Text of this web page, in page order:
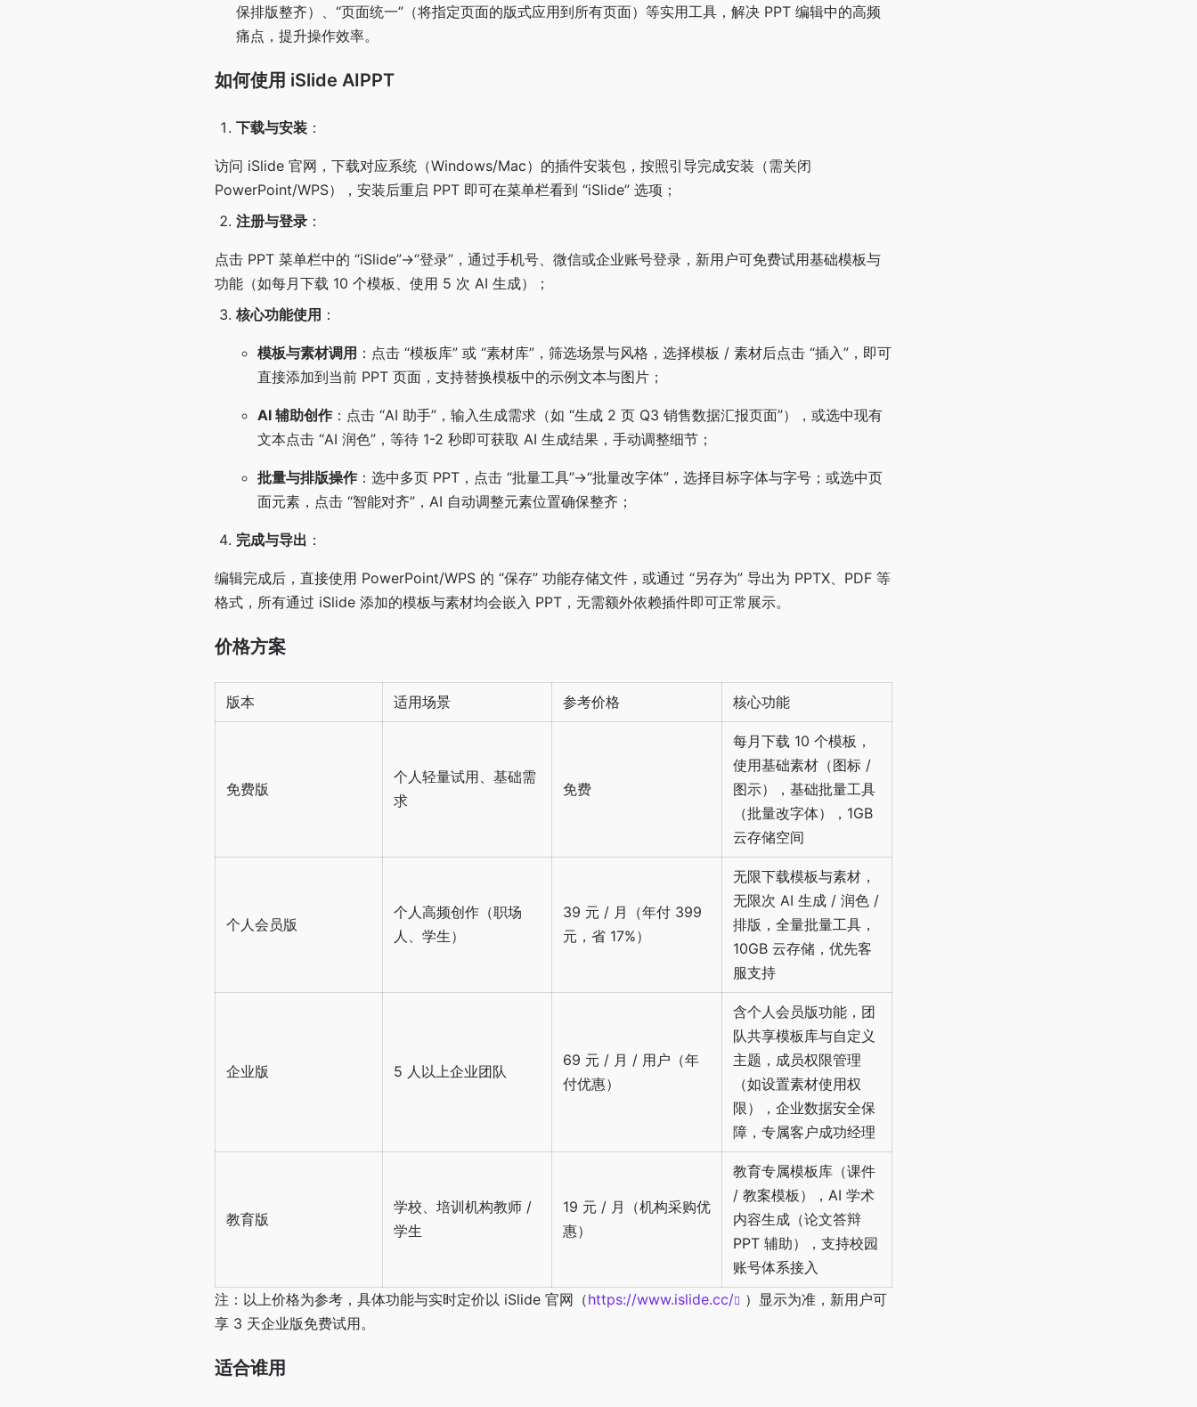
保排版整齐）、“页面统一”（将指定页面的版式应用到所有页面）等实用工具，解决 PPT 编辑中的高频
痛点，提升操作效率。
如何使用 iSlide AIPPT
下载与安装 ：
访问 iSlide 官网，下载对应系统（Windows/Mac）的插件安装包，按照引导完成安装（需关闭
PowerPoint/WPS），安装后重启 PPT 即可在菜单栏看到 “iSlide” 选项；
注册与登录 ：
点击 PPT 菜单栏中的 “iSlide”→“登录”，通过手机号、微信或企业账号登录，新用户可免费试用基础模板与
功能（如每月下载 10 个模板、使用 5 次 AI 生成）；
核心功能使用 ：
模板与素材调用 ：点击 “模板库” 或 “素材库”，筛选场景与风格，选择模板 / 素材后点击 “插入”，即可
直接添加到当前 PPT 页面，支持替换模板中的示例文本与图片；
AI 辅助创作：点击 “AI 助手”，输入生成需求（如 “生成 2 页 Q3 销售数据汇报页面”），或选中现有
文本点击 “AI 润色”，等待 1-2 秒即可获取 AI 生成结果，手动调整细节；
批量与排版操作：选中多页 PPT，点击 “批量工具”→“批量改字体”，选择目标字体与字号；或选中页
面元素，点击 “智能对齐”，AI 自动调整元素位置确保整齐；
完成与导出 ：
编辑完成后，直接使用 PowerPoint/WPS 的 “保存” 功能存储文件，或通过 “另存为” 导出为 PPTX、PDF 等
格式，所有通过 iSlide 添加的模板与素材均会嵌入 PPT，无需额外依赖插件即可正常展示。
价格方案
版本 适用场景 参考价格 核心功能
免费版
个人轻量试用、基础需
求
免费
每月下载 10 个模板，
使用基础素材（图标 /
图示），基础批量工具
（批量改字体），1GB
云存储空间
个人会员版
个人高频创作（职场
人、学生）
39 元 / 月（年付 399
元，省 17%）
无限下载模板与素材，
无限次 AI 生成 / 润色 /
排版，全量批量工具，
10GB 云存储，优先客
服支持
企业版 5 人以上企业团队
69 元 / 月 / 用户（年
付优惠）
含个人会员版功能，团
队共享模板库与自定义
主题，成员权限管理
（如设置素材使用权
限），企业数据安全保
障，专属客户成功经理
教育版
学校、培训机构教师 /
学生
19 元 / 月（机构采购优
惠）
教育专属模板库（课件
/ 教案模板），AI 学术
内容生成（论文答辩
PPT 辅助），支持校园
账号体系接入
注：以上价格为参考，具体功能与实时定价以 iSlide 官网（https://www.islide.cc/
）显示为准，新用户可
享 3 天企业版免费试用。
适合谁用